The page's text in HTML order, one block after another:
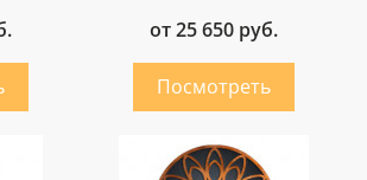
от 25 650 руб.